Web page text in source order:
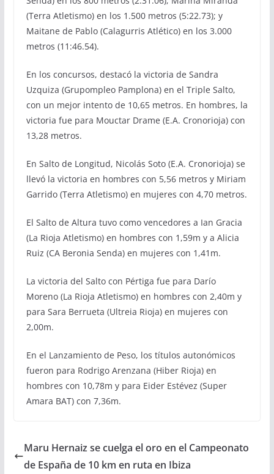
(Terra Atletismo) en los 1.500 metros (5:22.73); y
Maitane de Pablo (Calagurris Atlético) en los 3.000
metros (11:46.54).
En los concursos, destacó la victoria de Sandra
Uzquiza (Grupompleo Pamplona) en el Triple Salto,
con un mejor intento de 10,65 metros. En hombres, la
victoria fue para Mouctar Drame (E.A. Cronorioja) con
13,28 metros.
En Salto de Longitud, Nicolás Soto (E.A. Cronorioja) se
llevó la victoria en hombres con 5,56 metros y Miriam
Garrido (Terra Atletismo) en mujeres con 4,70 metros.
El Salto de Altura tuvo como vencedores a Ian Gracia
(La Rioja Atletismo) en hombres con 1,59m y a Alicia
Ruiz (CA Beronia Senda) en mujeres con 1,41m.
La victoria del Salto con Pértiga fue para Darío
Moreno (La Rioja Atletismo) en hombres con 2,40m y
para Sara Berrueta (Ultreia Rioja) en mujeres con
2,00m.
En el Lanzamiento de Peso, los títulos autonómicos
fueron para Rodrigo Arenzana (Hiber Rioja) en
hombres con 10,78m y para Eider Estévez (Super
Amara BAT) con 7,36m.
Maru Hernaiz se cuelga el oro en el Campeonato
de España de 10 km en ruta en Ibiza